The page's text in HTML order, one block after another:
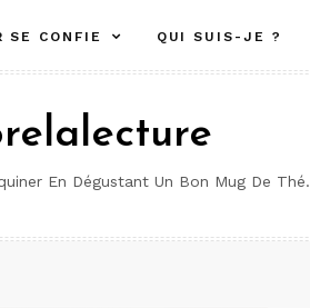
SE CONFIE QUI SUIS-JE ?
En Dégustant Un Bon Mug De Thé.